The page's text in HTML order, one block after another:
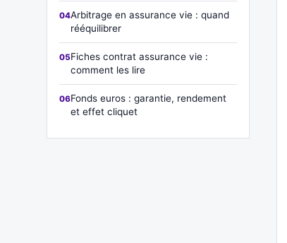
Arbitrage en assurance vie : quand
rééquilibrer
Fiches contrat assurance vie :
comment les lire
Fonds euros : garantie, rendement
et effet cliquet